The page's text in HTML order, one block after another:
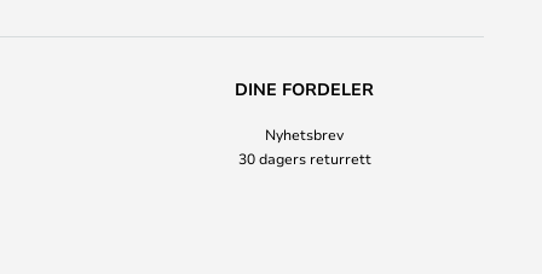
DINE FORDELER
Nyhetsbrev
30 dagers returrett